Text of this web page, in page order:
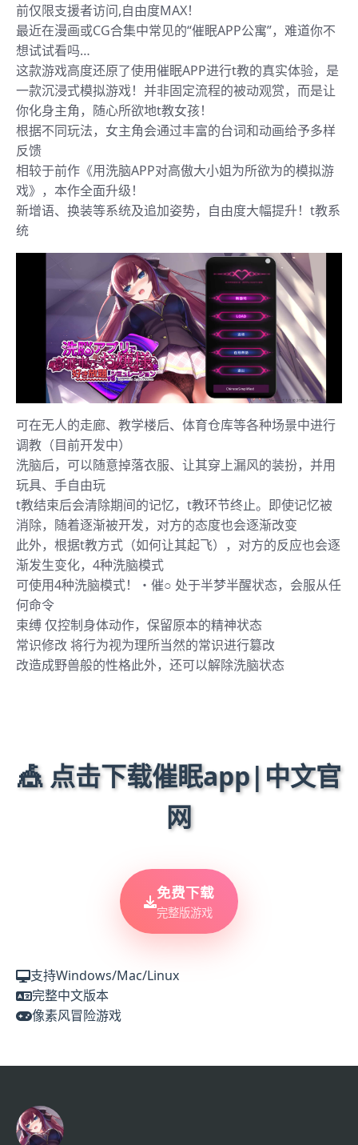
前仅限支援者访问,自由度MAX！
最近在漫画或CG合集中常见的“催眠APP公寓”，难道你不
想试试看吗…
这款游戏高度还原了使用催眠APP进行t教的真实体验，是
一款沉浸式模拟游戏！并非固定流程的被动观赏，而是让
你化身主角，随心所欲地t教女孩！
根据不同玩法，女主角会通过丰富的台词和动画给予多样
反馈
相较于前作《用洗脑APP对高傲大小姐为所欲为的模拟游
戏》，本作全面升级！
新增语、换装等系统及追加姿势，自由度大幅提升！t教系
统
可在无人的走廊、教学楼后、体育仓库等各种场景中进行
调教（目前开发中）
洗脑后，可以随意掉落衣服、让其穿上漏风的装扮，并用
玩具、手自由玩
t教结束后会清除期间的记忆，t教环节终止。即使记忆被
消除，随着逐渐被开发，对方的态度也会逐渐改变
此外，根据t教方式（如何让其起飞），对方的反应也会逐
渐发生变化，4种洗脑模式
可使用4种洗脑模式！・催○ 处于半梦半醒状态，会服从任
何命令
束缚 仅控制身体动作，保留原本的精神状态
常识修改 将行为视为理所当然的常识进行篡改
改造成野兽般的性格此外，还可以解除洗脑状态
🎪 点击下载催眠app|中文官
网
免费下载
完整版游戏
支持Windows/Mac/Linux
完整中文版本
像素风冒险游戏